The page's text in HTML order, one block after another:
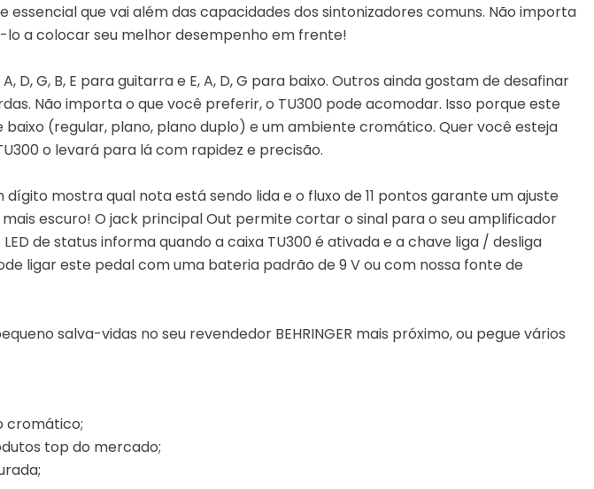
essencial que vai além das capacidades dos sintonizadores comuns. Não importa
a colocar seu melhor desempenho em frente!
G, B, E para guitarra e E, A, D, G para baixo. Outros ainda gostam de desafinar
Não importa o que você preferir, o TU300 pode acomodar. Isso porque este
(regular, plano, plano duplo) e um ambiente cromático. Quer você esteja
o levará para lá com rapidez e precisão.
mostra qual nota está sendo lida e o fluxo de 11 pontos garante um ajuste
escuro! O jack principal Out permite cortar o sinal para o seu amplificador
de status informa quando a caixa TU300 é ativada e a chave liga / desliga
ligar este pedal com uma bateria padrão de 9 V ou com nossa fonte de
salva-vidas no seu revendedor BEHRINGER mais próximo, ou pegue vários
cromático;
top do mercado;